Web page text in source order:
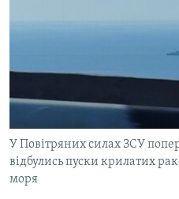
СПЕЦПРОЄКТИ
ПОДКАСТИ
КРИМ РЕАЛІЇ
РУС
УКР
У Повітряних силах ЗСУ
відбулись пуски крилатих
моря